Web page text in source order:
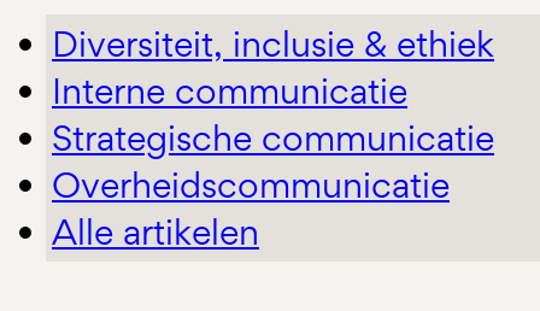
Diversiteit, inclusie & ethiek
Interne communicatie
Strategische communicatie
Overheidscommunicatie
Alle artikelen